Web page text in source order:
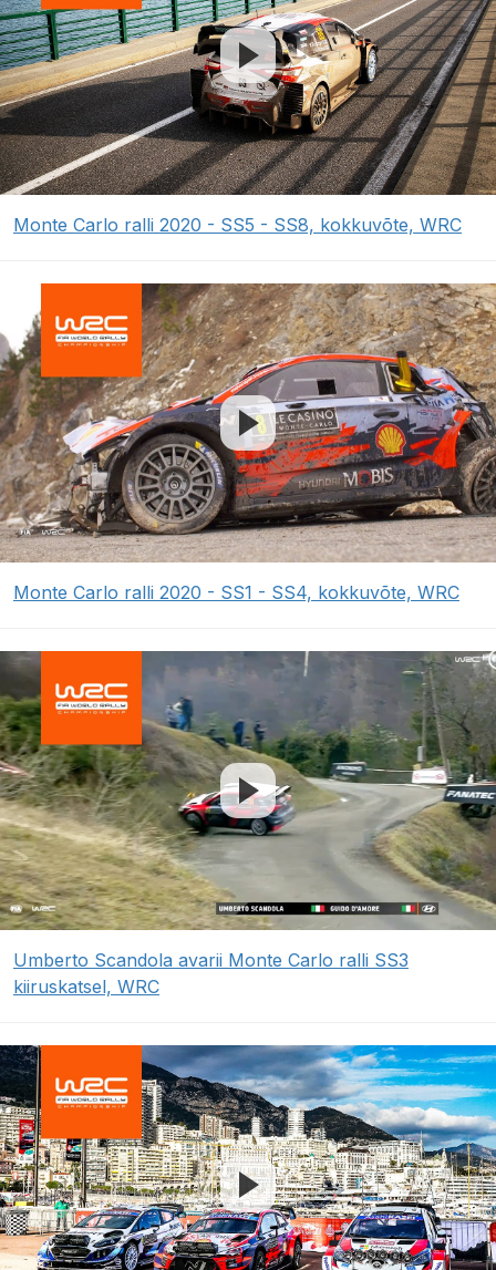
Monte Carlo ralli 2020 - SS5 - SS8, kokkuvõte, WRC
Monte Carlo ralli 2020 - SS1 - SS4, kokkuvõte, WRC
Umberto Scandola avarii Monte Carlo ralli SS3
kiiruskatsel, WRC